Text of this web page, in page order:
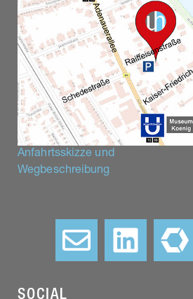
Anfahrtsskizze und
Wegbeschreibung
SOCIAL